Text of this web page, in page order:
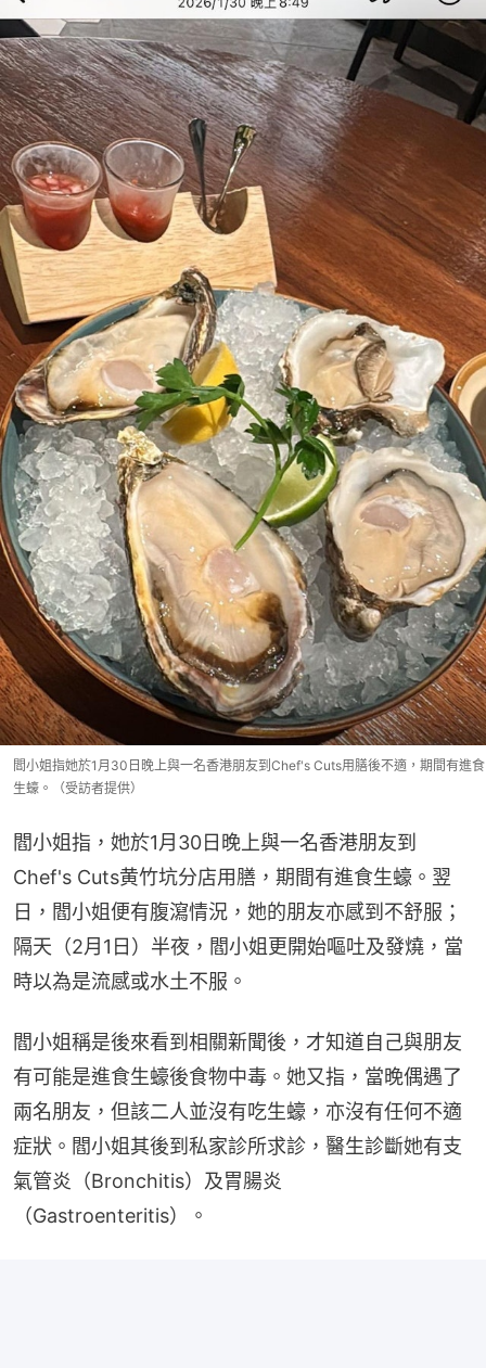
閻小姐指她於1月30日晚上與一名香港朋友到Chef's Cuts用膳後不適，期間有進食
生蠔。（受訪者提供）
閻小姐指，她於1月30日晚上與一名香港朋友到
Chef's Cuts黄竹坑分店用膳，期間有進食生蠔。翌
日，閻小姐便有腹瀉情況，她的朋友亦感到不舒服；
隔天（2月1日）半夜，閻小姐更開始嘔吐及發燒，當
時以為是流感或水土不服。
閻小姐稱是後來看到相關新聞後，才知道自己與朋友
有可能是進食生蠔後食物中毒。她又指，當晚偶遇了
兩名朋友，但該二人並沒有吃生蠔，亦沒有任何不適
症狀。閻小姐其後到私家診所求診，醫生診斷她有支
氣管炎（Bronchitis）及胃腸炎
（Gastroenteritis）。